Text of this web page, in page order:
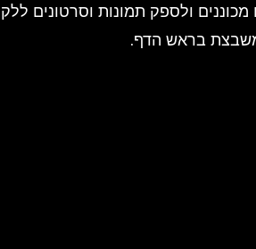
ולספק תמונות וסרטונים
בראש הדף.